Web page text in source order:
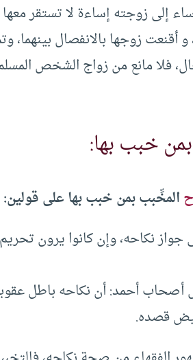
إلى زوجته إساءة لا تستقر
و أقنعت زوجها بالانفصال بينهما،
فلا مانع من زواج الشخص
خبب بها:
المخِّبب بمن خبب بها على قولين:
نكاحه، وإن كانوا يرون
أحمد: أن نكاحه باطل
قصده.